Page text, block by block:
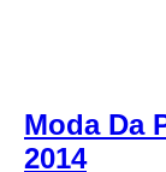
Moda Da
2014